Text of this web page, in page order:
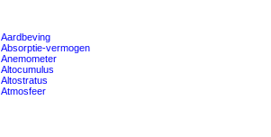
Aardbeving
Absorptie-vermogen
Anemometer
Altocumulus
Altostratus
Atmosfeer